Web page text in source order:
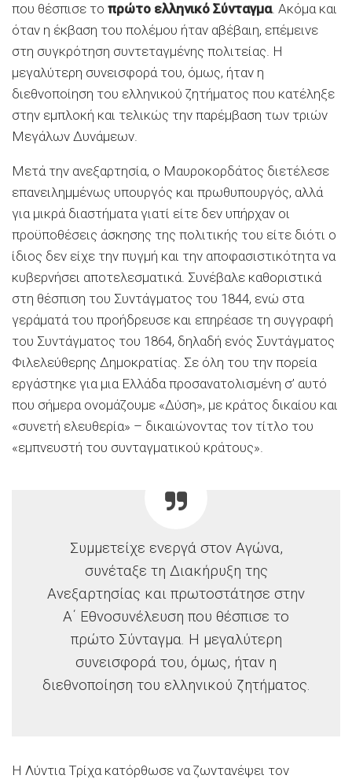
που θέσπισε το πρώτο ελληνικό Σύνταγμα. Ακόμα και
όταν η έκβαση του πολέμου ήταν αβέβαιη, επέμεινε
στη συγκρότηση συντεταγμένης πολιτείας. Η
μεγαλύτερη συνεισφορά του, όμως, ήταν η
διεθνοποίηση του ελληνικού ζητήματος που κατέληξε
στην εμπλοκή και τελικώς την παρέμβαση των τριών
Μεγάλων Δυνάμεων.
Μετά την ανεξαρτησία, ο Μαυροκορδάτος διετέλεσε
επανειλημμένως υπουργός και πρωθυπουργός, αλλά
για μικρά διαστήματα γιατί είτε δεν υπήρχαν οι
προϋποθέσεις άσκησης της πολιτικής του είτε διότι ο
ίδιος δεν είχε την πυγμή και την αποφασιστικότητα να
κυβερνήσει αποτελεσματικά. Συνέβαλε καθοριστικά
στη θέσπιση του Συντάγματος του 1844, ενώ στα
γεράματά του προήδρευσε και επηρέασε τη συγγραφή
του Συντάγματος του 1864, δηλαδή ενός Συντάγματος
Φιλελεύθερης Δημοκρατίας. Σε όλη του την πορεία
εργάστηκε για μια Ελλάδα προσανατολισμένη σ’ αυτό
που σήμερα ονομάζουμε «Δύση», με κράτος δικαίου και
«συνετή ελευθερία» – δικαιώνοντας τον τίτλο του
«εμπνευστή του συνταγματικού κράτους».
Συμμετείχε ενεργά στον Αγώνα,
συνέταξε τη Διακήρυξη της
Ανεξαρτησίας και πρωτοστάτησε στην
Α΄ Εθνοσυνέλευση που θέσπισε το
πρώτο Σύνταγμα. Η μεγαλύτερη
συνεισφορά του, όμως, ήταν η
διεθνοποίηση του ελληνικού ζητήματος.
Η Λύντια Τρίχα κατόρθωσε να ζωντανέψει τον